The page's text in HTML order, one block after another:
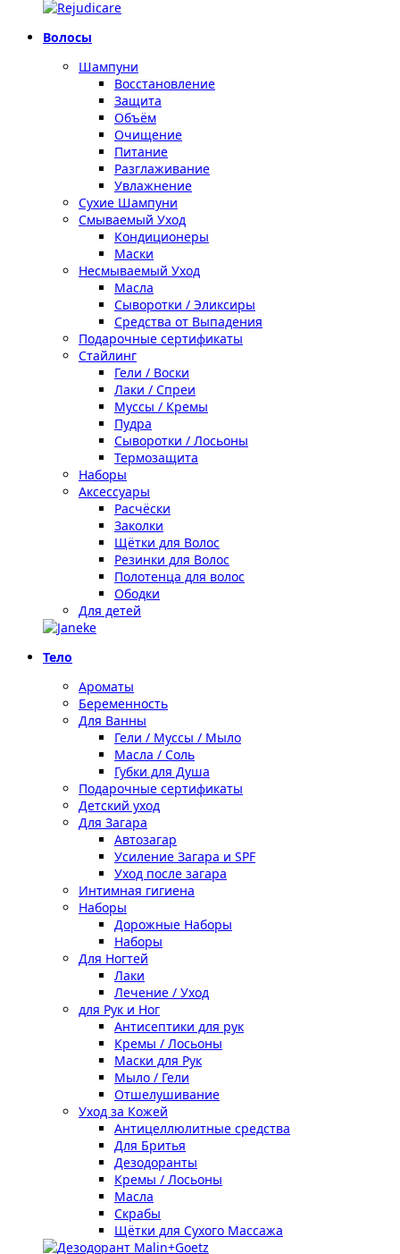
Волосы
Шампуни
Восстановление
Защита
Объём
Очищение
Питание
Разглаживание
Увлажнение
Сухие Шампуни
Смываемый Уход
Кондиционеры
Маски
Несмываемый Уход
Масла
Сыворотки / Эликсиры
Средства от Выпадения
Подарочные сертификаты
Стайлинг
Гели / Воски
Лаки / Спреи
Муссы / Кремы
Пудра
Сыворотки / Лосьоны
Термозащита
Наборы
Аксессуары
Расчёски
Заколки
Щётки для Волос
Резинки для Волос
Полотенца для волос
Ободки
Для детей
Тело
Ароматы
Беременность
Для Ванны
Гели / Муссы / Мыло
Масла / Соль
Губки для Душа
Подарочные сертификаты
Детский уход
Для Загара
Автозагар
Усиление Загара и SPF
Уход после загара
Интимная гигиена
Наборы
Дорожные Наборы
Наборы
Для Ногтей
Лаки
Лечение / Уход
для Рук и Ног
Антисептики для рук
Кремы / Лосьоны
Маски для Рук
Мыло / Гели
Отшелушивание
Уход за Кожей
Антицеллюлитные средства
Для Бритья
Дезодоранты
Кремы / Лосьоны
Масла
Скрабы
Щётки для Сухого Массажа